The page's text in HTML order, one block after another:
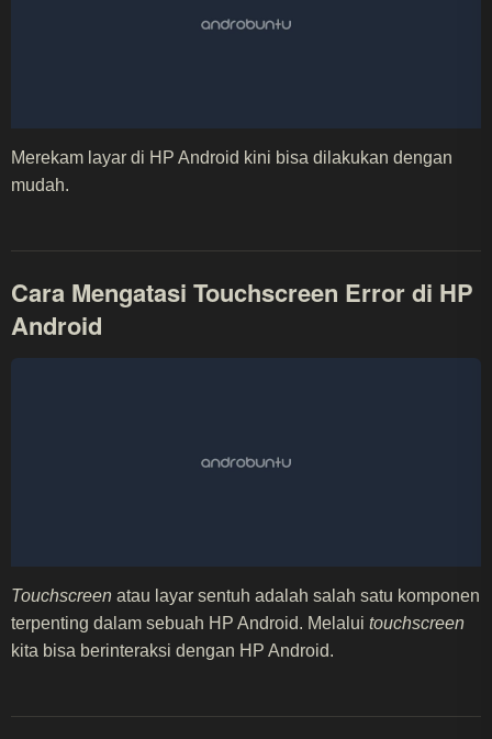
Merekam layar di HP Android kini bisa dilakukan dengan
mudah.
Cara Mengatasi Touchscreen Error di HP
Android
Touchscreen atau layar sentuh adalah salah satu komponen
terpenting dalam sebuah HP Android. Melalui touchscreen
kita bisa berinteraksi dengan HP Android.